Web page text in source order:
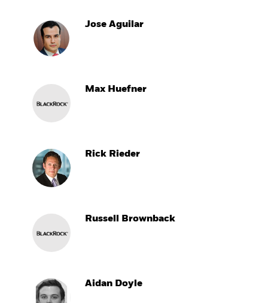
Jose Aguilar
Max Huefner
Rick Rieder
Russell Brownback
Aidan Doyle